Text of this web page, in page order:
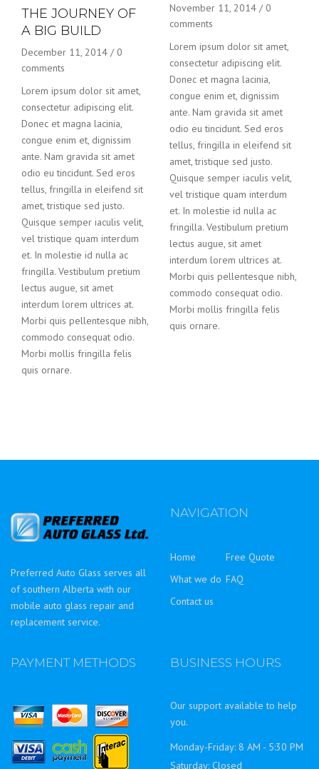
THE JOURNEY OF
A BIG BUILD
December 11, 2014 / 0
comments
Lorem ipsum dolor sit amet,
consectetur adipiscing elit.
Donec et magna lacinia,
congue enim et, dignissim
ante. Nam gravida sit amet
odio eu tincidunt. Sed eros
tellus, fringilla in eleifend sit
amet, tristique sed justo.
Quisque semper iaculis velit,
vel tristique quam interdum
et. In molestie id nulla ac
fringilla. Vestibulum pretium
lectus augue, sit amet
interdum lorem ultrices at.
Morbi quis pellentesque nibh,
commodo consequat odio.
Morbi mollis fringilla felis
quis ornare.
November 11, 2014 / 0
comments
Lorem ipsum dolor sit amet,
consectetur adipiscing elit.
Donec et magna lacinia,
congue enim et, dignissim
ante. Nam gravida sit amet
odio eu tincidunt. Sed eros
tellus, fringilla in eleifend sit
amet, tristique sed justo.
Quisque semper iaculis velit,
vel tristique quam interdum
et. In molestie id nulla ac
fringilla. Vestibulum pretium
lectus augue, sit amet
interdum lorem ultrices at.
Morbi quis pellentesque nibh,
commodo consequat odio.
Morbi mollis fringilla felis
quis ornare.
Preferred Auto Glass serves all
of southern Alberta with our
mobile auto glass repair and
replacement service.
NAVIGATION
Home
Free Quote
What we do FAQ
Contact us
PAYMENT METHODS BUSINESS HOURS
Our support available to help
you.
Monday-Friday: 8 AM - 5:30 PM
Saturday: Closed